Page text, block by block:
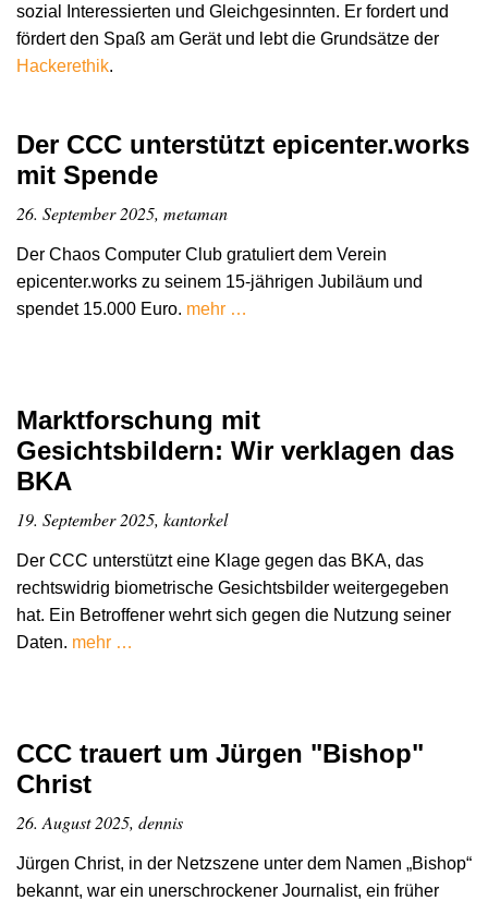
sozial Interessierten und Gleichgesinnten. Er fordert und
fördert den Spaß am Gerät und lebt die Grundsätze der
Hacker­ethik.
Der CCC unterstützt epicenter.works
mit Spende
26. September 2025, metaman
Der Chaos Computer Club gratuliert dem Verein
epicenter.works zu seinem 15-jährigen Jubiläum und
spendet 15.000 Euro. mehr …
Marktforschung mit
Gesichtsbildern: Wir verklagen das
BKA
19. September 2025, kantorkel
Der CCC unterstützt eine Klage gegen das BKA, das
rechtswidrig biometrische Gesichtsbilder weitergegeben
hat. Ein Betroffener wehrt sich gegen die Nutzung seiner
Daten. mehr …
CCC trauert um Jürgen "Bishop"
Christ
26. August 2025, dennis
Jürgen Christ, in der Netzszene unter dem Namen „Bishop“
bekannt, war ein unerschrockener Journalist, ein früher